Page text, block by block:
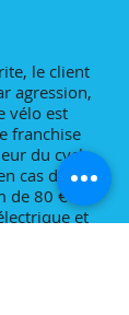
le client
agression,
vélo est
franchise
du cycle
cas de vol,
de 80 €
et